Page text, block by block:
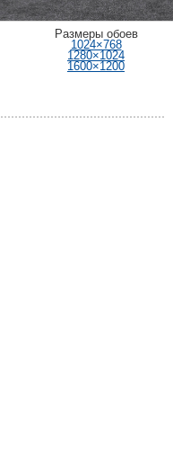
Размеры обоев
1024×768
1280×1024
1600×1200